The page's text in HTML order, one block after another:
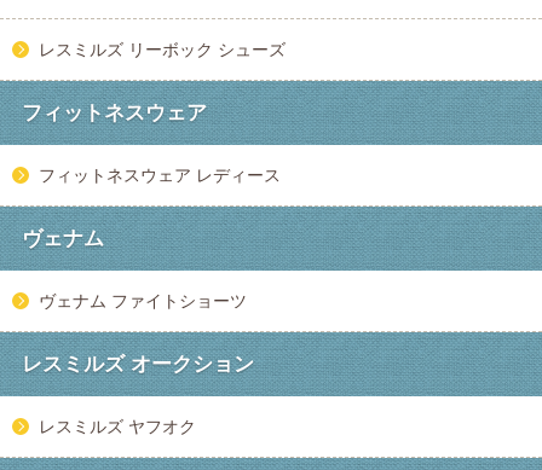
レスミルズ リーボック シューズ
フィットネスウェア
フィットネスウェア レディース
ヴェナム
ヴェナム ファイトショーツ
レスミルズ オークション
レスミルズ ヤフオク